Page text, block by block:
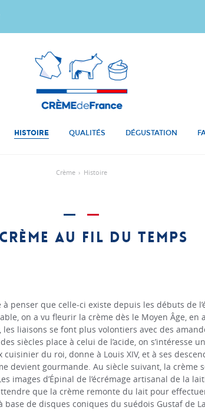
HISTOIRE QUALITÉS DÉGUSTATION
Crème › Histoire
au fil du temps
penser que celle-ci existe depuis les débuts de
on a vu fleurir la crème dès le Moyen Âge, en
liaisons se font plus volontiers avec des
siècles place à celui de l’acide, on s’intéresse
cuisinier du roi, donne à Louis XIV, et à ses
devient gourmande. Au siècle suivant, la crème
images d’Épinal de l’écrémage artisanal de la
que la crème remonte du lait pour
base de disques coniques du suédois Gustaf de